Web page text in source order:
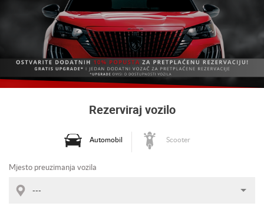
Rezerviraj vozilo
Automobil Scooter
Mjesto preuzimanja vozila
---